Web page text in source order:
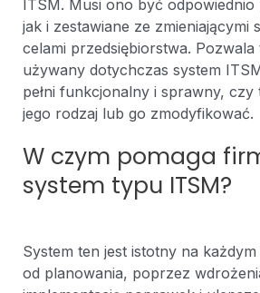
ITSM. Musi ono być
jak i zestawiane ze zmieniającymi
celami przedsiębiorstwa.
używany dotychczas system
pełni funkcjonalny i sprawny, czy
jego rodzaj lub go zmodyfikować.
W czym pomaga
system typu ITSM?
System ten jest istotny na każdym
od planowania, poprzez